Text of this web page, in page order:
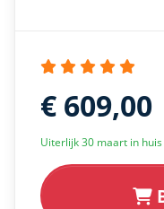
€ 609,00
Uiterlijk 30 maart in huis